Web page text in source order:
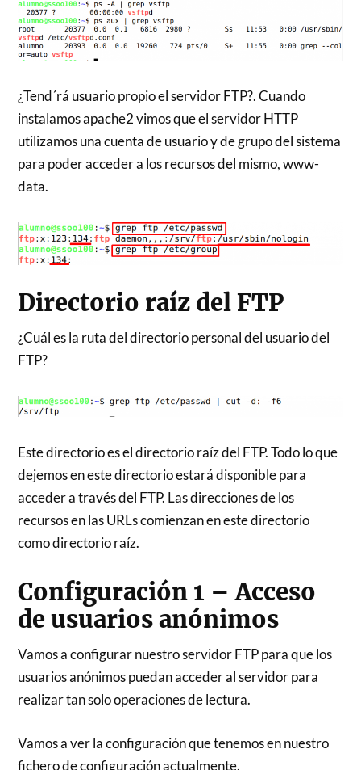
¿Tend´rá usuario propio el servidor FTP?. Cuando
instalamos apache2 vimos que el servidor HTTP
utilizamos una cuenta de usuario y de grupo del sistema
para poder acceder a los recursos del mismo, www-
data.
Directorio raíz del FTP
¿Cuál es la ruta del directorio personal del usuario del
FTP?
Este directorio es el directorio raíz del FTP. Todo lo que
dejemos en este directorio estará disponible para
acceder a través del FTP. Las direcciones de los
recursos en las URLs comienzan en este directorio
como directorio raíz.
Configuración 1 – Acceso
de usuarios anónimos
Vamos a configurar nuestro servidor FTP para que los
usuarios anónimos puedan acceder al servidor para
realizar tan solo operaciones de lectura.
Vamos a ver la configuración que tenemos en nuestro
fichero de configuración actualmente.